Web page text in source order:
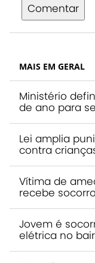
Comentar
MAIS EM GERAL
Ministério
de ano para
Lei amplia
contra
Vítima de
recebe
Jovem é
elétrica no